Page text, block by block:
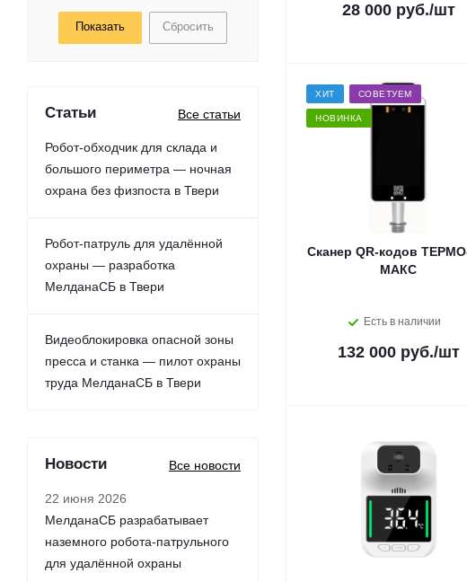
28 000 руб./шт
ХИТ СОВЕТУЕМ
НОВИНКА
Сканер QR-кодов
МАКС
Есть в наличии
132 000 руб./шт
Сбросить
Статьи Все статьи
Робот-обходчик для склада и
большого периметра — ночная
охрана без физпоста в Твери
Робот-патруль для удалённой
охраны — разработка
МелданаСБ в Твери
Видеоблокировка опасной зоны
пресса и станка — пилот охраны
труда МелданаСБ в Твери
Новости Все новости
22 июня 2026
МелданаСБ разрабатывает
наземного робота-патрульного
для удалённой охраны